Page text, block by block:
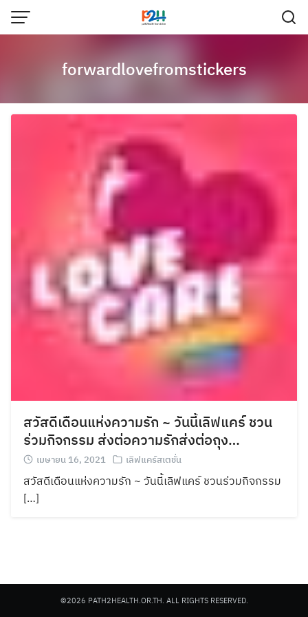
forwardlovefromstickers
สวัสดีเดือนแห่งความรัก ~ วันนี้เลิฟแคร์ ชวน
ร่วมกิจกรรม ส่งต่อความรักส่งต่อถุง…
เมษายน 16, 2021 เลิฟแคร์สเตชั่น
สวัสดีเดือนแห่งความรัก ~ วันนี้เลิฟแคร์ ชวนร่วมกิจกรรม
[…]
©2026 PATH2HEALTH.OR.TH. ALL RIGHTS RESERVED.